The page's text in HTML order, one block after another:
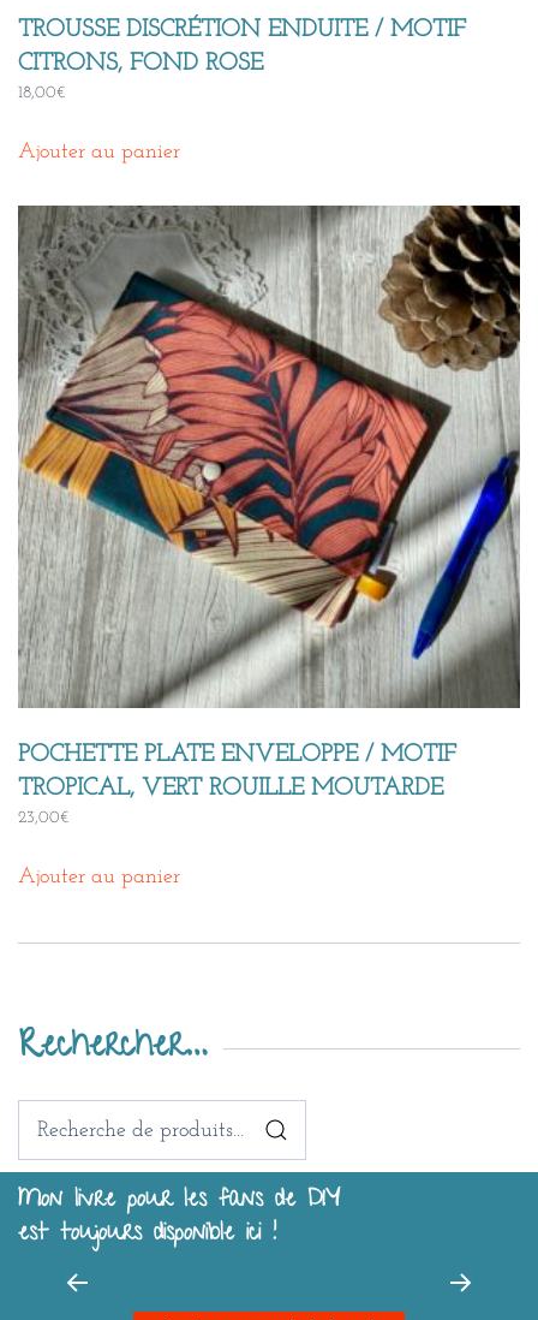
TROUSSE DISCRÉTION ENDUITE / MOTIF
CITRONS, FOND ROSE
18,00€
Ajouter au panier
POCHETTE PLATE ENVELOPPE / MOTIF
TROPICAL, VERT ROUILLE MOUTARDE
23,00€
Ajouter au panier
Rechercher…
Recherche
Mon livre pour les fans de DIY
est toujours disponible ici !